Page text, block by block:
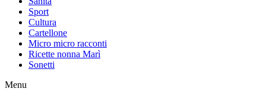
Sport
Cultura
Cartellone
Micro micro racconti
Ricette nonna Marì
Sonetti
Menu